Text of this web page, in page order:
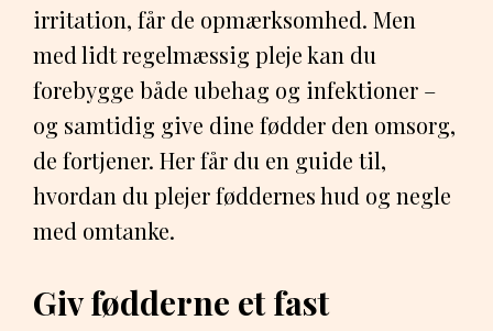
irritation, får de opmærksomhed. Men
med lidt regelmæssig pleje kan du
forebygge både ubehag og infektioner –
og samtidig give dine fødder den omsorg,
de fortjener. Her får du en guide til,
hvordan du plejer føddernes hud og negle
med omtanke.
Giv fødderne et fast